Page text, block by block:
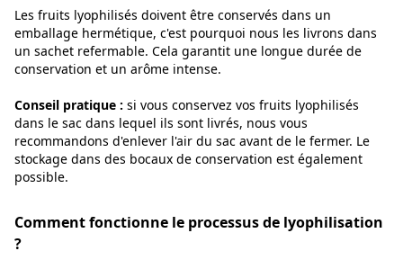
Les fruits lyophilisés doivent être conservés dans un
emballage hermétique, c'est pourquoi nous les livrons dans
un sachet refermable. Cela garantit une longue durée de
conservation et un arôme intense.
Conseil pratique : si vous conservez vos fruits lyophilisés
dans le sac dans lequel ils sont livrés, nous vous
recommandons d'enlever l'air du sac avant de le fermer. Le
stockage dans des bocaux de conservation est également
possible.
Comment fonctionne le processus de lyophilisation
?